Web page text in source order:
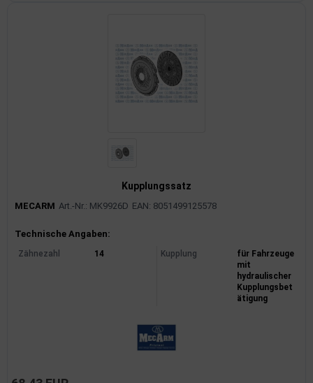
Kupplungssatz
MECARM Art.-Nr.: MK9926D EAN: 8051499125578
Produktinformationen
Technische Angaben:
Zähnezahl 14 Kupplung
für Fahrzeuge
mit
hydraulischer
Kupplungsbet
ätigung